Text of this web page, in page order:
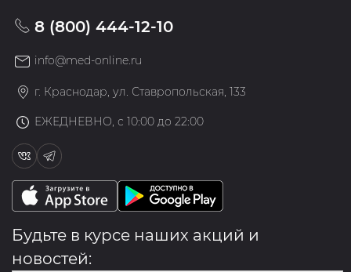
8 (800) 444-12-10
info@med-online.ru
г. Краснодар, ул. Ставропольская, 133
ЕЖЕДНЕВНО, с 10:00 до 22:00
Будьте в курсе наших акций и
новостей: